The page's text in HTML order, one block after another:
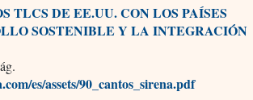
TLCS DE EE.UU. CON LOS PAÍSES
SOSTENIBLE Y LA INTEGRACIÓN
es/assets/90_cantos_sirena.pdf